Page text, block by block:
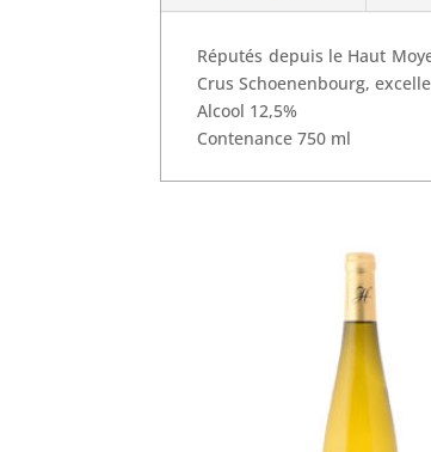
Réputés depuis le Haut
Crus Schoenenbourg,
Alcool 12,5%
Contenance 750 ml